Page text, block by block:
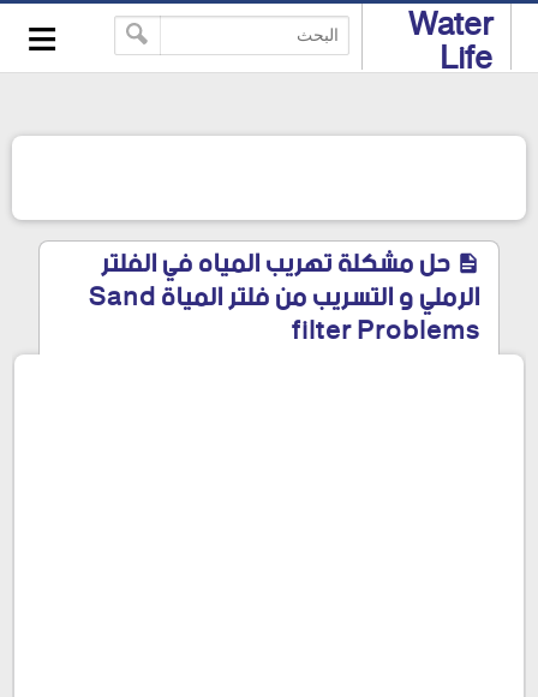
-->
Water
Life
≡
حل مشكلة تهريب المياه في الفلتر
الرملي و التسريب من فلتر المياة Sand
filter Problems